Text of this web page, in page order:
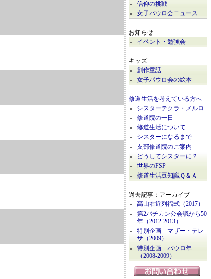
信仰の挑戦
女子パウロ会ニュース
お知らせ
イベント・勉強会
キッズ
創作童話
女子パウロ会の絵本
修道生活を考えている方へ
シスターテクラ・メルロ
修道院の一日
修道生活について
シスターになるまで
支部修道院のご案内
どうしてシスターに？
世界のFSP
修道生活豆知識Ｑ＆Ａ
過去記事：アーカイブ
高山右近列福式（2017）
第2バチカン公会議から50
年（2012-2013）
特別企画 マザー・テレ
サ（2009）
特別企画 パウロ年
（2008-2009）